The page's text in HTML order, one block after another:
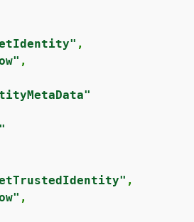
,
,
,
,